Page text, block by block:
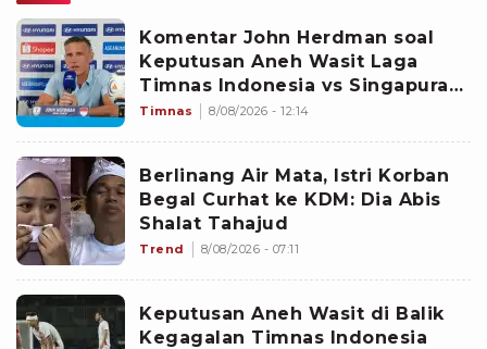
Komentar John Herdman soal
Keputusan Aneh Wasit Laga
Timnas Indonesia vs Singapura
di Piala AFF 2026: Percuma
Timnas 8/08/2026 - 12:14
Berlinang Air Mata, Istri Korban
Begal Curhat ke KDM: Dia Abis
Shalat Tahajud
Trend 8/08/2026 - 07:11
Keputusan Aneh Wasit di Balik
Kegagalan Timnas Indonesia